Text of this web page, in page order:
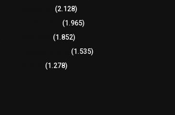
(2.128)
(1.965)
(1.852)
(1.535)
(1.278)